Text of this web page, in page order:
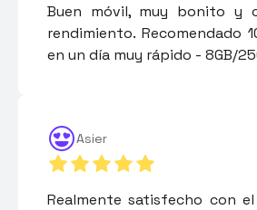
Buen móvil, muy bonito y
rendimiento. Recomendado
en un día muy rápido - 8GB/
Asier
Realmente satisfecho con